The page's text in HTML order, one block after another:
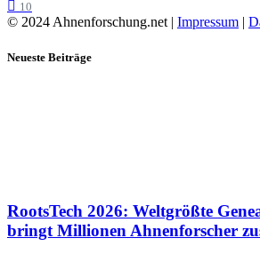
10
© 2024 Ahnenforschung.net | Impressum |
Neueste Beiträge
RootsTech 2026: Weltgrößte
bringt Millionen Ahnenforscher